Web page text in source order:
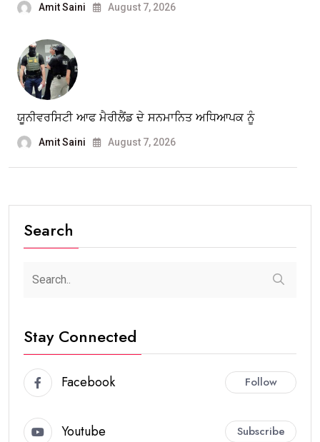
Amit Saini August 7, 2026
ਯੂਨੀਵਰਸਿਟੀ ਆਫ ਮੈਰੀਲੈਂਡ ਦੇ ਸਨਮਾਨਿਤ ਅਧਿਆਪਕ ਨੂੰ
Amit Saini August 7, 2026
Search
Stay Connected
Facebook Follow
Youtube Subscribe